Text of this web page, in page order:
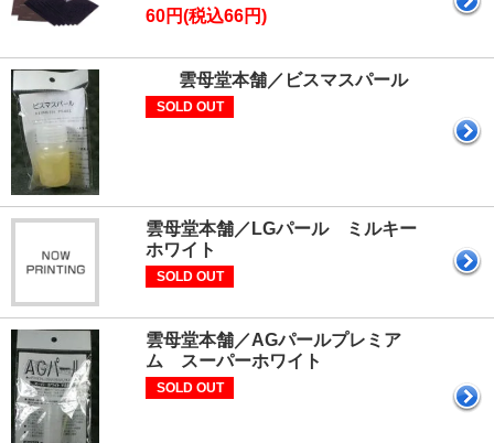
60円(税込66円)
雲母堂本舗／ビスマスパール
SOLD OUT
雲母堂本舗／LGパール ミルキー
ホワイト
SOLD OUT
雲母堂本舗／AGパールプレミア
ム スーパーホワイト
SOLD OUT